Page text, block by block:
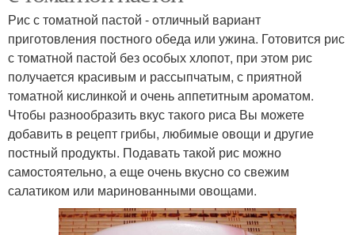
Рис с томатной пастой - отличный вариант
приготовления постного обеда или ужина. Готовится рис
с томатной пастой без особых хлопот, при этом рис
получается красивым и рассыпчатым, с приятной
томатной кислинкой и очень аппетитным ароматом.
Чтобы разнообразить вкус такого риса Вы можете
добавить в рецепт грибы, любимые овощи и другие
постный продукты. Подавать такой рис можно
самостоятельно, а еще очень вкусно со свежим
салатиком или маринованными овощами.